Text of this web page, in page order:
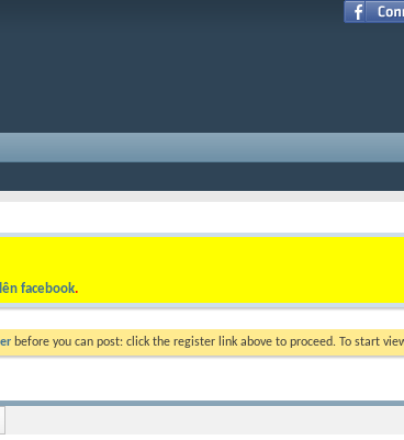
facebook.
before you can post: click the register link above to proceed. To start